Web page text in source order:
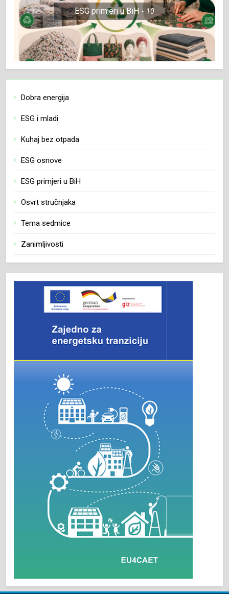
ESG primjeri u BiH 10
Dobra energija
ESG i mladi
Kuhaj bez otpada
ESG osnove
ESG primjeri u BiH
Osvrt stručnjaka
Tema sedmice
Zanimljivosti